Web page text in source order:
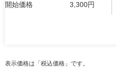
開始価格 3,300円
表示価格は「税込価格」です。